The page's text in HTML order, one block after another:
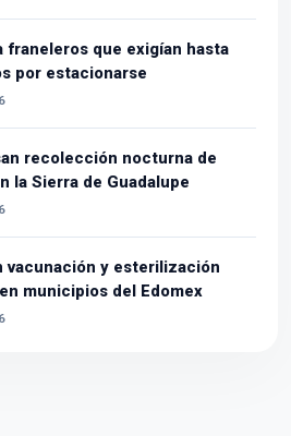
franeleros que exigían hasta
por estacionarse
recolección nocturna de
la Sierra de Guadalupe
vacunación y esterilización
municipios del Edomex